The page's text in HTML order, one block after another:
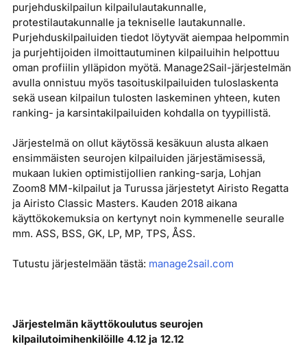
purjehduskilpailun kilpailulautakunnalle,
protestilautakunnalle ja tekniselle lautakunnalle.
Purjehduskilpailuiden tiedot löytyvät aiempaa helpommin
ja purjehtijoiden ilmoittautuminen kilpailuihin helpottuu
oman profiilin ylläpidon myötä. Manage2Sail-järjestelmän
avulla onnistuu myös tasoituskilpailuiden tuloslaskenta
sekä usean kilpailun tulosten laskeminen yhteen, kuten
ranking- ja karsintakilpailuiden kohdalla on tyypillistä.
Järjestelmä on ollut käytössä kesäkuun alusta alkaen
ensimmäisten seurojen kilpailuiden järjestämisessä,
mukaan lukien optimistijollien ranking-sarja, Lohjan
Zoom8 MM-kilpailut ja Turussa järjestetyt Airisto Regatta
ja Airisto Classic Masters. Kauden 2018 aikana
käyttökokemuksia on kertynyt noin kymmenelle seuralle
mm. ASS, BSS, GK, LP, MP, TPS, ÅSS.
Tutustu järjestelmään tästä: manage2sail.com
Järjestelmän käyttökoulutus seurojen
kilpailutoimihenkilöille 4.12 ja 12.12